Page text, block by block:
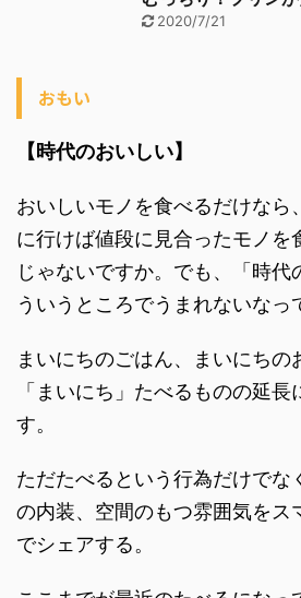
2020/7/21
【時代のおいしい】
おいしいモノを食べるだけなら
に行けば値段に見合ったモノを
じゃないですか。でも、「時代
ういうところでうまれないなっ
「まいにち」たべるものの延長
す。
ただたべるという行為だけでな
の内装、空間のもつ雰囲気をス
でシェアする。
ここまでが最近のたべるになっ